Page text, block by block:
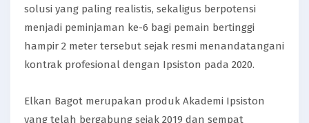
solusi yang paling realistis, sekaligus berpotensi
menjadi peminjaman ke-6 bagi pemain bertinggi
hampir 2 meter tersebut sejak resmi menandatangani
kontrak profesional dengan Ipsiston pada 2020.
Elkan Bagot merupakan produk Akademi Ipsiston
yang telah bergabung sejak 2019 dan sempat